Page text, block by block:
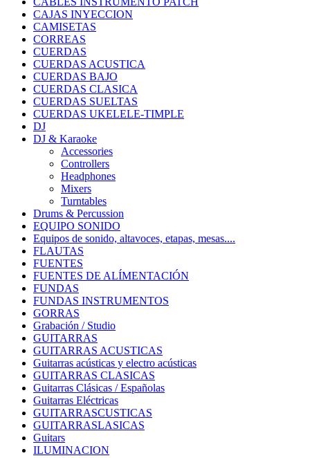
CAJAS INYECCION
CAMISETAS
CORREAS
CUERDAS
CUERDAS ACUSTICA
CUERDAS BAJO
CUERDAS CLASICA
CUERDAS SUELTAS
CUERDAS UKELELE-TIMPLE
DJ
DJ & Karaoke
Accessories
Controllers
Headphones
Mixers
Turntables
Drums & Percussion
EQUIPO SONIDO
Equipos de sonido, altavoces, etapas, mesas....
FLAUTAS
FUENTES
FUENTES DE ALÍMENTACIÓN
FUNDAS
FUNDAS INSTRUMENTOS
GORRAS
Grabación / Studio
GUITARRAS
GUITARRAS ACUSTICAS
Guitarras acústicas y electro acústicas
GUITARRAS CLASICAS
Guitarras Clásicas / Españolas
Guitarras Eléctricas
GUITARRASCUSTICAS
GUITARRASLASICAS
Guitars
ILUMINACION